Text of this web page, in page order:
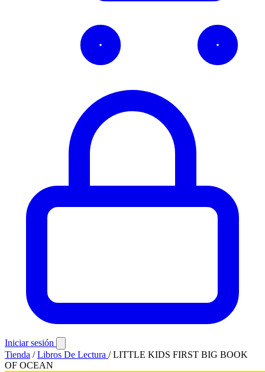
Iniciar sesión
Tienda / Libros De Lectura / LITTLE KIDS FIRST BIG BOOK
OF OCEAN